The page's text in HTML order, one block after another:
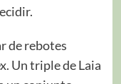
de rebotes
Un triple de Laia